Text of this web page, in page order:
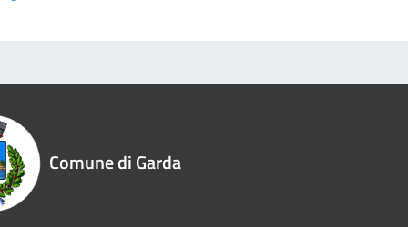
Comune di Garda